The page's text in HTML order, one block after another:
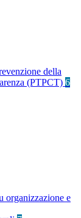
della
(PTPCT) 6
organizzazione e